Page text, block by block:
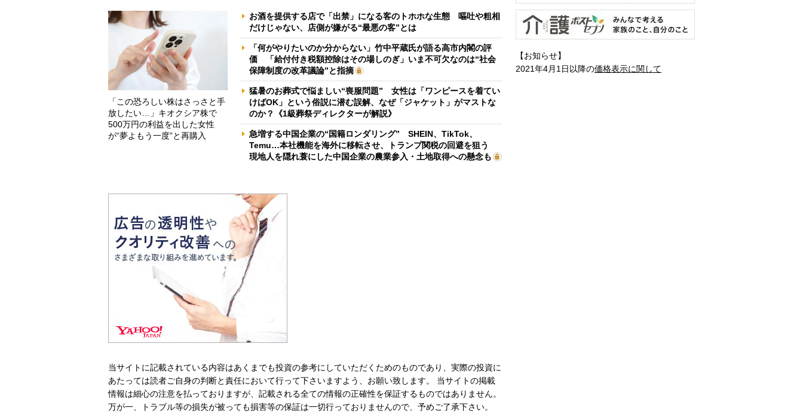
「この恐ろしい株はさっさと手
放したい…」キオクシア株で
500万円の利益を出した女性
が“夢よもう一度”と再購入
お酒を提供する店で「出禁」になる客のトホホな生態 嘔吐や粗相
だけじゃない、店側が嫌がる“最悪の客”とは
「何がやりたいのか分からない」竹中平蔵氏が語る高市内閣の評
価 「給付付き税額控除はその場しのぎ」いま不可欠なのは“社会
保障制度の改革議論”と指摘
猛暑のお葬式で悩ましい“喪服問題” 女性は「ワンピースを着てい
けばOK」という俗説に潜む誤解、なぜ「ジャケット」がマストな
のか？《1級葬祭ディレクターが解説》
急増する中国企業の“国籍ロンダリング” SHEIN、TikTok、
Temu…本社機能を海外に移転させ、トランプ関税の回避を狙う
現地人を隠れ蓑にした中国企業の農業参入・土地取得への懸念も
当サイトに記載されている内容はあくまでも投資の参考にしていただくためのものであり、実際の投資に
あたっては読者ご自身の判断と責任において行って下さいますよう、お願い致します。 当サイトの掲載
情報は細心の注意を払っておりますが、記載される全ての情報の正確性を保証するものではありません。
万が一、トラブル等の損失が被っても損害等の保証は一切行っておりませんので、予めご了承下さい。
【お知らせ】
2021年4月1日以降の価格表示に関して